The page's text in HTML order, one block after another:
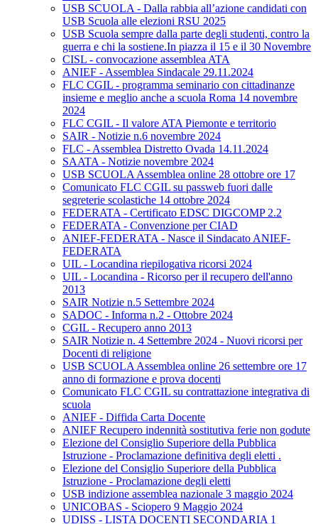
USB SCUOLA - Dalla rabbia all’azione candidati con
USB Scuola alle elezioni RSU 2025
USB Scuola sempre dalla parte degli studenti, contro la
guerra e chi la sostiene.In piazza il 15 e il 30 Novembre
CISL - convocazione assemblea ATA
ANIEF - Assemblea Sindacale 29.11.2024
FLC CGIL - programma seminario con cittadinanze
insieme e meglio anche a scuola Roma 14 novembre
2024
FLC CGIL - Il valore ATA Piemonte e territorio
SAIR - Notizie n.6 novembre 2024
FLC - Assemblea Distretto Ovada 14.11.2024
SAATA - Notizie novembre 2024
USB SCUOLA Assemblea online 28 ottobre ore 17
Comunicato FLC CGIL su passweb fuori dalle
segreterie scolastiche 14 ottobre 2024
FEDERATA - Certificato EDSC DIGCOMP 2.2
FEDERATA - Convenzione per CIAD
ANIEF-FEDERATA - Nasce il Sindacato ANIEF-
FEDERATA
UIL - Locandina riepilogativa ricorsi 2024
UIL - Locandina - Ricorso per il recupero dell'anno
2013
SAIR Notizie n.5 Settembre 2024
SADOC - Informa n.2 - Ottobre 2024
CGIL - Recupero anno 2013
SAIR Notizie n. 4 Settembre 2024 - Nuovi ricorsi per
Docenti di religione
USB SCUOLA Assemblea online 26 settembre ore 17
anno di formazione e prova docenti
Comunicato FLC CGIL su contrattazione integrativa di
scuola
ANIEF - Diffida Carta Docente
ANIEF Recupero indennità sostitutiva ferie non godute
Elezione del Consiglio Superiore della Pubblica
Istruzione - Proclamazione definitiva degli eletti .
Elezione del Consiglio Superiore della Pubblica
Istruzione - Proclamazione degli eletti
USB indizione assemblea nazionale 3 maggio 2024
UNICOBAS - Sciopero 9 Maggio 2024
UDISS - LISTA DOCENTI SECONDARIA 1